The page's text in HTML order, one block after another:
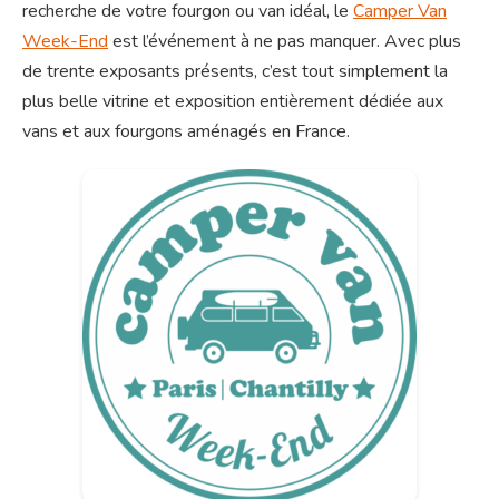
recherche de votre fourgon ou van idéal, le Camper Van
Week-End est l’événement à ne pas manquer. Avec plus
de trente exposants présents, c’est tout simplement la
plus belle vitrine et exposition entièrement dédiée aux
vans et aux fourgons aménagés en France.